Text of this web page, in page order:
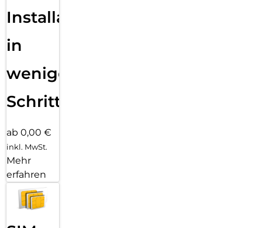
Installation
in
wenigen
Schritten
ab 0,00 €
inkl. MwSt.
Mehr
erfahren